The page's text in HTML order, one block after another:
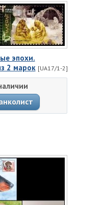
эпохи.
2 марок [UA17/1-2]